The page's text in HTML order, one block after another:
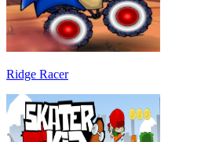
Ridge Racer